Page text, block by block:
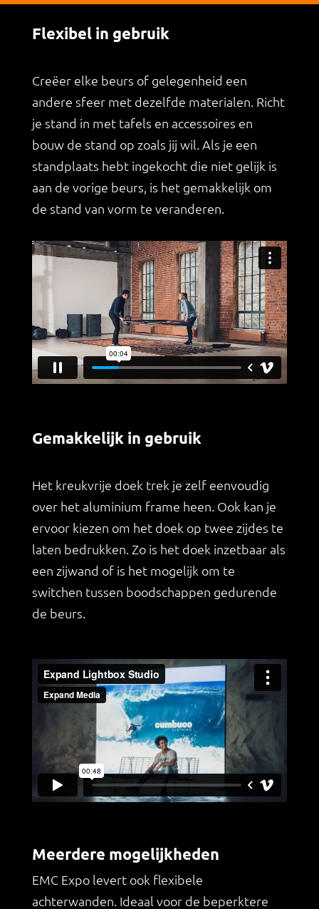
Flexibel in gebruik
Creëer elke beurs of gelegenheid een
andere sfeer met dezelfde materialen. Richt
je stand in met tafels en accessoires en
bouw de stand op zoals jij wil. Als je een
standplaats hebt ingekocht die niet gelijk is
aan de vorige beurs, is het gemakkelijk om
de stand van vorm te veranderen.
Gemakkelijk in gebruik
Het kreukvrije doek trek je zelf eenvoudig
over het aluminium frame heen. Ook kan je
ervoor kiezen om het doek op twee zijdes te
laten bedrukken. Zo is het doek inzetbaar als
een zijwand of is het mogelijk om te
switchen tussen boodschappen gedurende
de beurs.
Meerdere mogelijkheden
EMC Expo levert ook flexibele
achterwanden. Ideaal voor de beperktere